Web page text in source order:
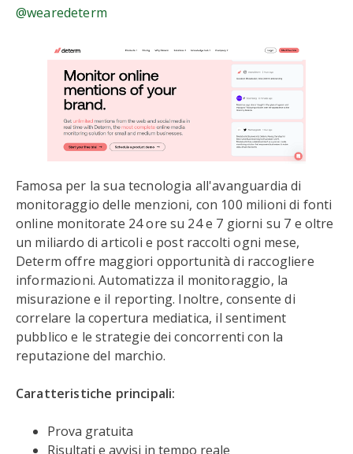
@wearedeterm
Famosa per la sua tecnologia all'avanguardia di
monitoraggio delle menzioni, con 100 milioni di fonti
online monitorate 24 ore su 24 e 7 giorni su 7 e oltre
un miliardo di articoli e post raccolti ogni mese,
Determ offre maggiori opportunità di raccogliere
informazioni. Automatizza il monitoraggio, la
misurazione e il reporting. Inoltre, consente di
correlare la copertura mediatica, il sentiment
pubblico e le strategie dei concorrenti con la
reputazione del marchio.
Caratteristiche principali:
Prova gratuita
Risultati e avvisi in tempo reale